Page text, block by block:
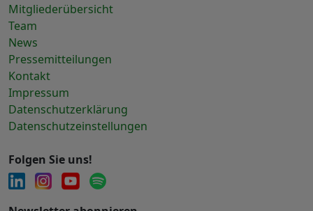
Mitgliederübersicht
Team
News
Pressemitteilungen
Kontakt
Impressum
Datenschutzerklärung
Datenschutzeinstellungen
Folgen Sie uns!